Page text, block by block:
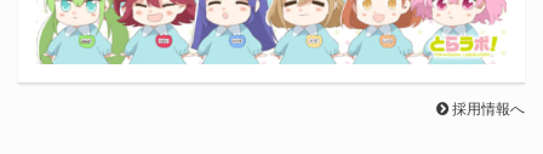
採用情報へ